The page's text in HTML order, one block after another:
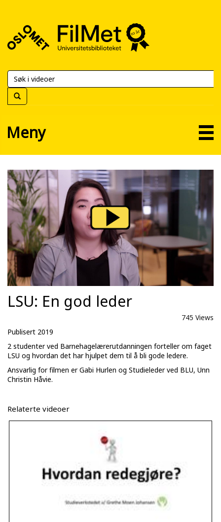
FilMet
Universitetsbiblioteket
Meny
LSU: En god leder
745 Views
Publisert 2019
2 studenter ved Barnehagelærerutdanningen forteller om faget
LSU og hvordan det har hjulpet dem til å bli gode ledere.
Ansvarlig for filmen er Gabi Hurlen og Studieleder ved BLU, Unn
Christin Håvie.
Relaterte videoer